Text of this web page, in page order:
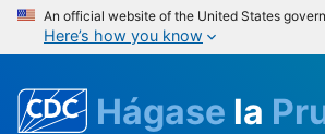
An official website of the United States
Here’s how you know
Hágase la